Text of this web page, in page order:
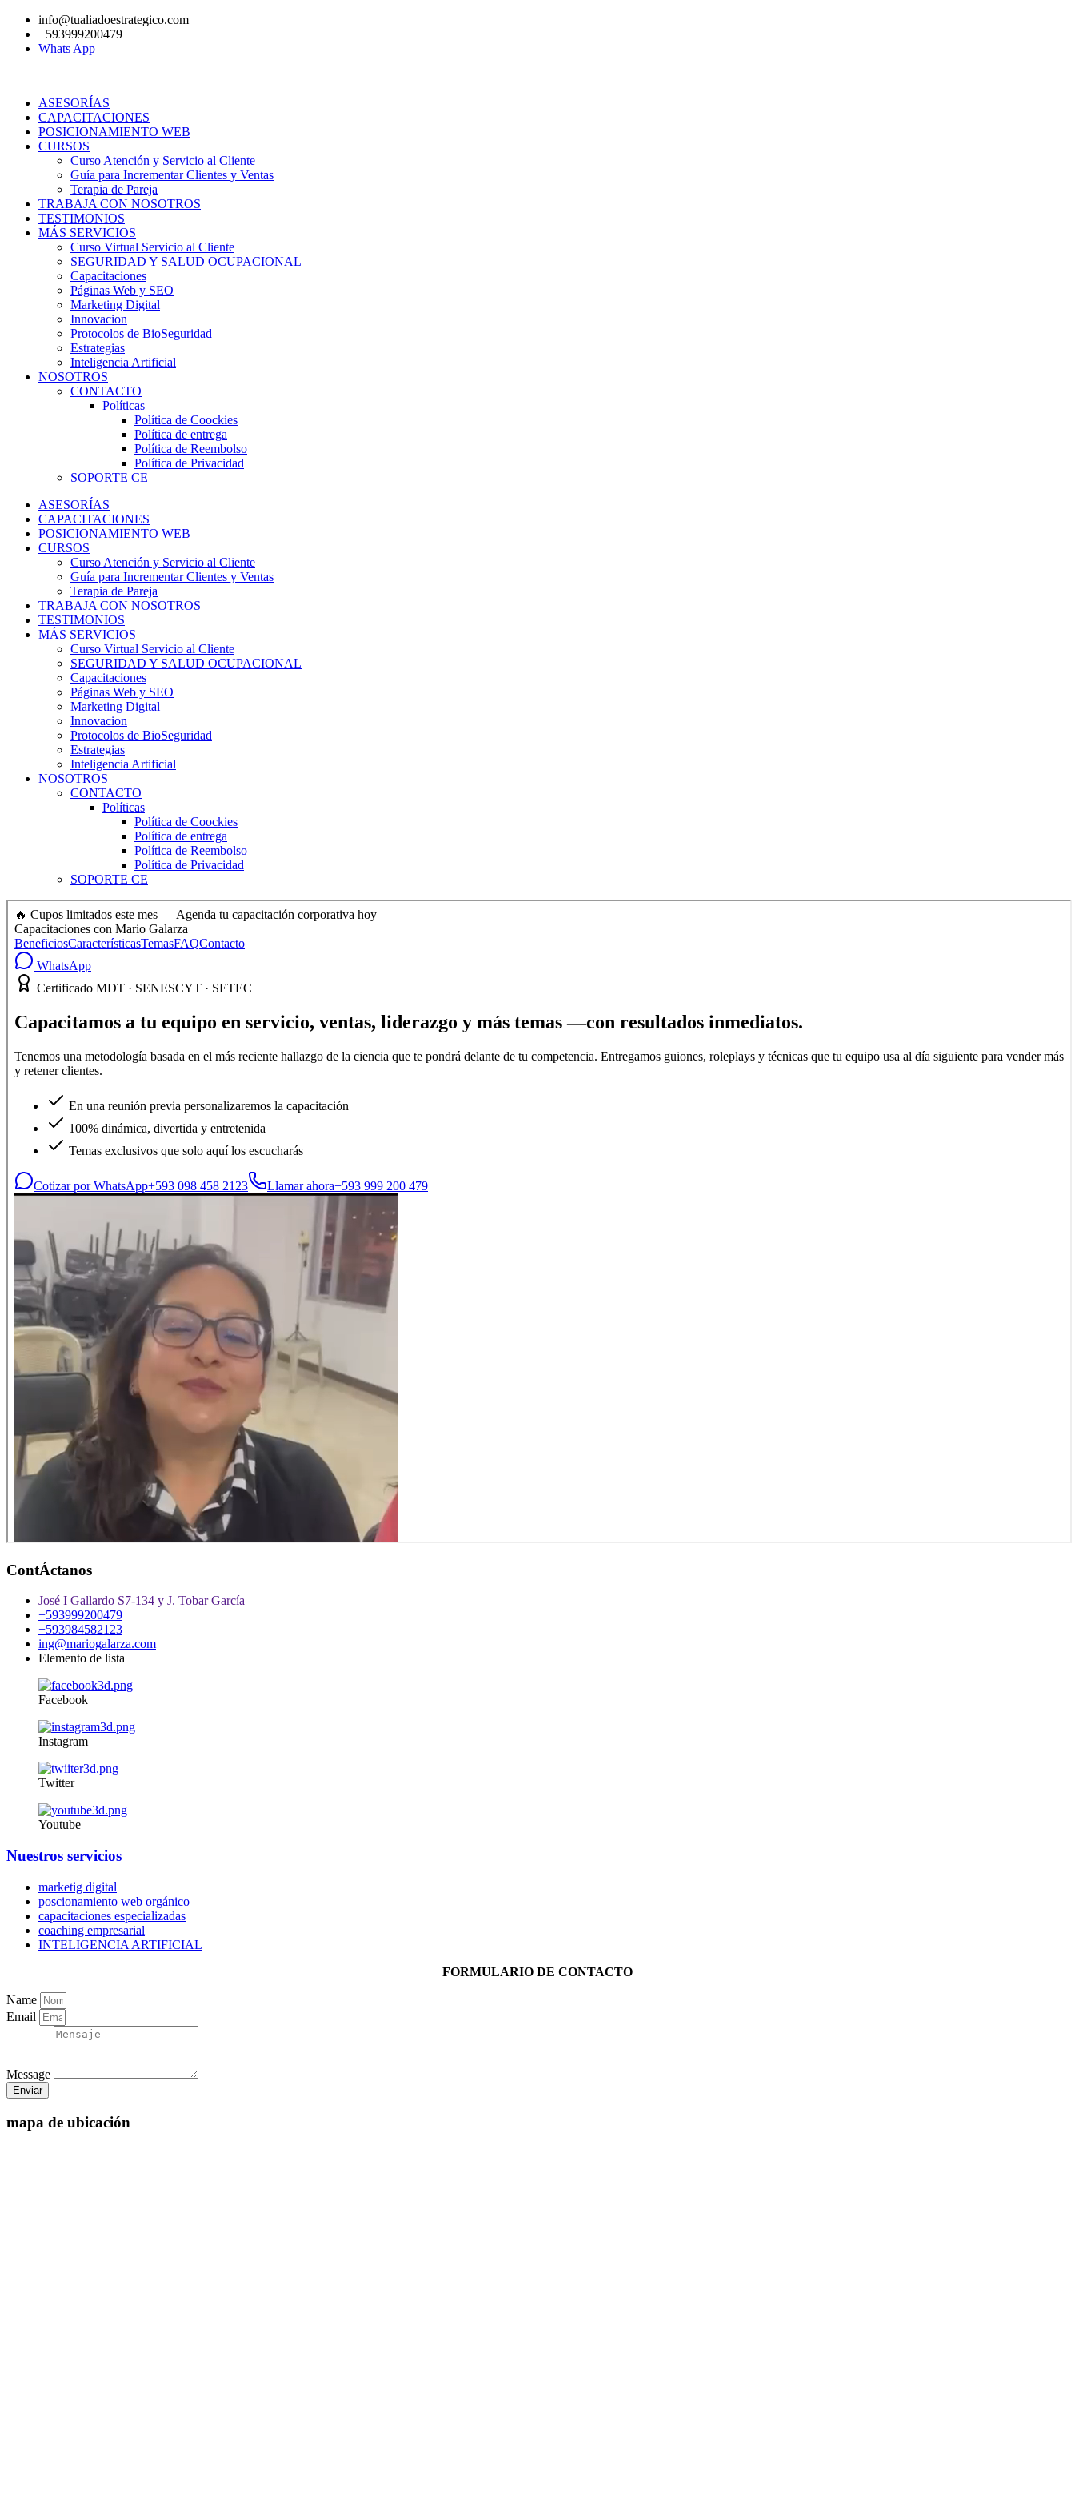
contenido
info@tualiadoestrategico.com
+593999200479
Whats App
ASESORÍAS
CAPACITACIONES
POSICIONAMIENTO WEB
CURSOS
Curso Atención y Servicio al Cliente
Guía para Incrementar Clientes y Ventas
Terapia de Pareja
TRABAJA CON NOSOTROS
TESTIMONIOS
MÁS SERVICIOS
Curso Virtual Servicio al Cliente
SEGURIDAD Y SALUD OCUPACIONAL
Capacitaciones
Páginas Web y SEO
Marketing Digital
Innovacion
Protocolos de BioSeguridad
Estrategias
Inteligencia Artificial
NOSOTROS
CONTACTO
Políticas
Política de Coockies
Política de entrega
Política de Reembolso
Política de Privacidad
SOPORTE CE
ASESORÍAS
CAPACITACIONES
POSICIONAMIENTO WEB
CURSOS
Curso Atención y Servicio al Cliente
Guía para Incrementar Clientes y Ventas
Terapia de Pareja
TRABAJA CON NOSOTROS
TESTIMONIOS
MÁS SERVICIOS
Curso Virtual Servicio al Cliente
SEGURIDAD Y SALUD OCUPACIONAL
Capacitaciones
Páginas Web y SEO
Marketing Digital
Innovacion
Protocolos de BioSeguridad
Estrategias
Inteligencia Artificial
NOSOTROS
CONTACTO
Políticas
Política de Coockies
Política de entrega
Política de Reembolso
Política de Privacidad
SOPORTE CE
ContÁctanos
José I Gallardo S7-134 y J. Tobar García
+593999200479
+593984582123
ing@mariogalarza.com
Elemento de lista
Facebook
Instagram
Twitter
Youtube
Nuestros servicios
marketig digital
poscionamiento web orgánico
capacitaciones especializadas
coaching empresarial
INTELIGENCIA ARTIFICIAL
FORMULARIO DE CONTACTO
Name
Email
Message
Enviar
mapa de ubicación